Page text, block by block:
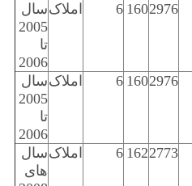
2976
160
6 املاکسال
2005
تا
2006
2976
160
6 املاکسال
2005
تا
2006
2773
162
6 املاکسال
های